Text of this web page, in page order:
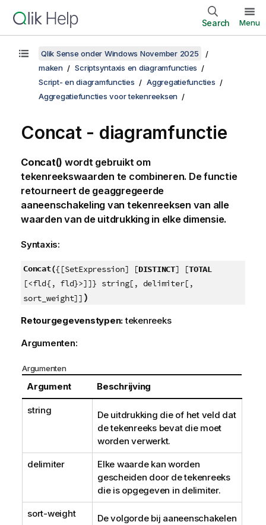
Search Menu
Qlik Sense onder Windows November 2025
maken
Scriptsyntaxis en diagramfuncties
Script- en diagramfuncties
Aggregatiefuncties
Aggregatiefuncties voor tekenreeksen
Concat- diagramfunctie
Concat() wordt gebruikt om
tekenreekswaarden te combineren. De functie
retourneert de geaggregeerde
aaneenschakeling van tekenreeksen van alle
waarden van de uitdrukking in elke dimensie.
Syntaxis:
Concat({[SetExpression] [DISTINCT] [TOTAL
[<fld{, fld}>]]} string[, delimiter[,
sort_weight]] )
Retourgegevenstypen:tekenreeks
Argumenten:
Argumenten
Argument Beschrijving
string
De uitdrukking die of het veld dat
de tekenreeks bevat die moet
worden verwerkt.
delimiter
Elke waarde kan worden
gescheiden door de tekenreeks
die is opgegeven in delimiter.
sort-weight
De volgorde bij aaneenschakelen